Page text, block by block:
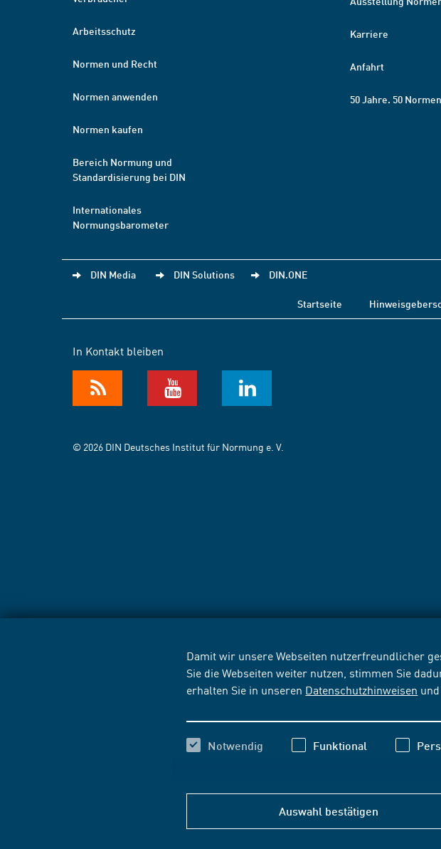
Damit wir unsere Webseiten nutzerfreundlicher
Sie die Webseiten weiter nutzen, stimmen Sie
erhalten Sie in unseren Datenschutzhinweisen
Notwendig Funktional
Auswahl bestätigen
Arbeitsschutz
Normen und Recht
Normen anwenden
Normen kaufen
Bereich Normung und
Standardisierung bei DIN
Internationales
Normungsbarometer
Karriere
Anfahrt
50 Jahre. 50
DIN Media DIN Solutions DIN.ONE
Startseite
In Kontakt bleiben
© 2026 DIN Deutsches Institut für Normung e. V.